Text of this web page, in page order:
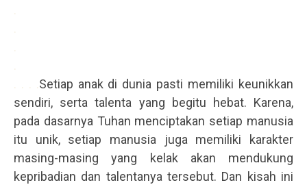
.
.
.
.
. . . .Setiap anak di dunia pasti memiliki keunikkan
sendiri, serta talenta yang begitu hebat. Karena,
pada dasarnya Tuhan menciptakan setiap manusia
itu unik, setiap manusia juga memiliki karakter
masing-masing yang kelak akan mendukung
kepribadian dan talentanya tersebut. Dan kisah ini